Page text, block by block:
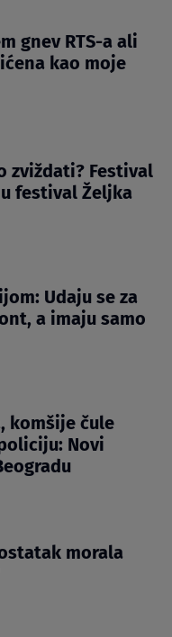
gnev RTS-a ali
kao moje
zviždati? Festival
festival Željka
Udaju se za
a imaju samo
komšije čule
Novi
morala